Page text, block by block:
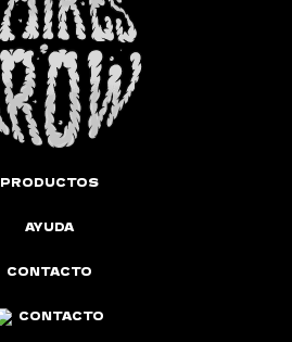
PRODUCTOS
AYUDA
CONTACTO
CONTACTO